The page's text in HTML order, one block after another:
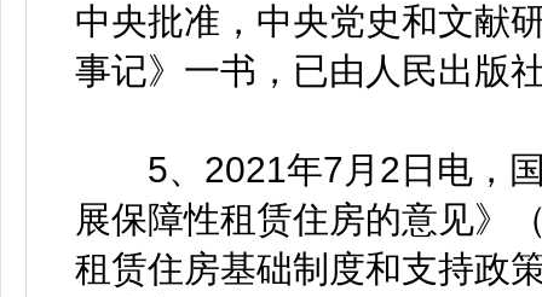
中央批准，中央党史和文献
事记》一书，已由人民出版
5、2021年7月2日电，国
展保障性租赁住房的意见》
租赁住房基础制度和支持政